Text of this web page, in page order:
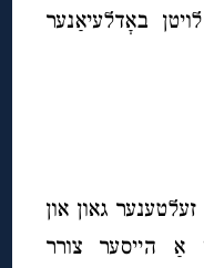
באָדלעיאַנער
גאון און
הייסער צורר